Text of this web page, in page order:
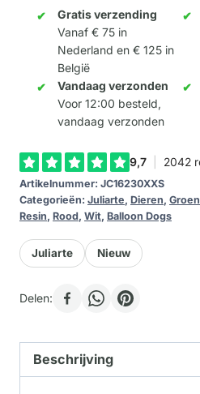
aantal
Gratis verzending
Vanaf € 75 in
Nederland en € 125 in
België
Vandaag verzonden
Voor 12:00 besteld,
vandaag verzonden
Artikelnummer: JC16230XXS
Categorieën: Juliarte, Dieren, Groen
Resin, Rood, Wit, Balloon Dogs
Juliarte Nieuw
Delen:
Beschrijving